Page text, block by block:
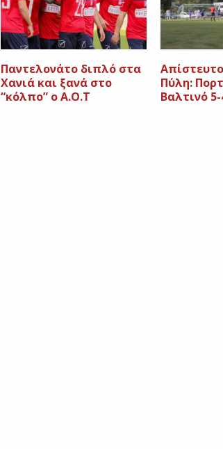
Παντελονάτο διπλό στα
Χανιά και ξανά στο
“κόλπο” ο Α.Ο.Τ
Πύλη:
Βαλτινό